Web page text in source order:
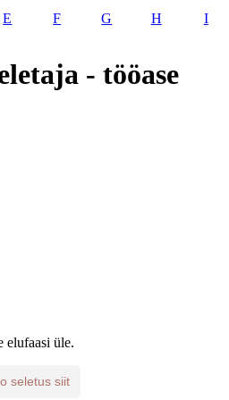
E F G H I
- tööase
elufaasi üle.
seletus siit